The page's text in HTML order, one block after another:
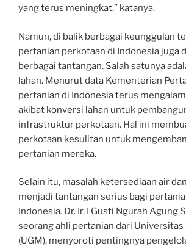
yang terus meningkat,” katanya.
Namun, di balik berbagai keunggulan
pertanian perkotaan di Indonesia juga
berbagai tantangan. Salah satunya
lahan. Menurut data Kementerian
pertanian di Indonesia terus
akibat konversi lahan untuk
infrastruktur perkotaan. Hal ini
perkotaan kesulitan untuk
pertanian mereka.
Selain itu, masalah ketersediaan air
menjadi tantangan serius bagi
Indonesia. Dr. Ir. I Gusti Ngurah Agung
seorang ahli pertanian dari Universitas
(UGM), menyoroti pentingnya